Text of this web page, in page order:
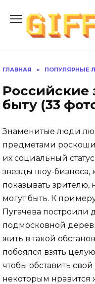
содержанию
ГЛАВНАЯ » ПОПУЛЯРНЫЕ
Российские
быту (33
Знаменитые люди
предметами
их социальный
звезды шоу-бизнеса,
показывать
могут быть. К
Пугачева построили
подмосковной
жить в такой
побоялся взять
чтобы обставить
некоторым нравится